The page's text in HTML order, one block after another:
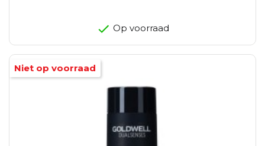
Op voorraad
Niet op voorraad